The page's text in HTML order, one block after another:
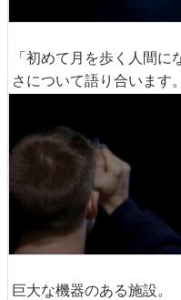
「初めて月を歩く人間
さについて語り合います。
巨大な機器のある施設。